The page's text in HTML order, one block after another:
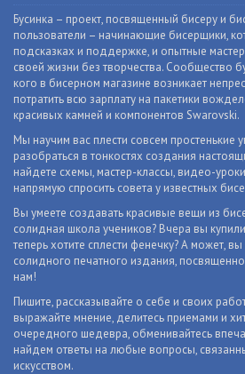
Бусинка – проект, посвященный бисеру и
пользователи – начинающие бисерщики,
подсказках и поддержке, и опытные
своей жизни без творчества. Сообщество
кого в бисерном магазине возникает
потратить всю зарплату на пакетики
красивых камней и компонентов Swarovski.
Мы научим вас плести совсем простенькие
разобраться в тонкостях создания
найдете схемы, мастер-классы, видео-
напрямую спросить совета у известных
Вы умеете создавать красивые вещи из
солидная школа учеников? Вчера вы
теперь хотите сплести фенечку? А может,
солидного печатного издания,
нам!
Пишите, рассказывайте о себе и своих
выражайте мнение, делитесь приемами и
очередного шедевра, обменивайтесь
найдем ответы на любые вопросы,
искусством.